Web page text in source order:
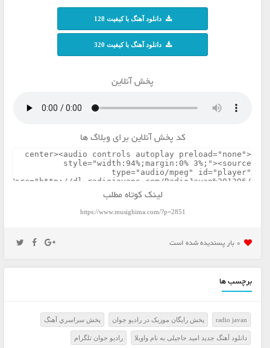
دانلود آهنگ با کیفیت 128
دانلود آهنگ با کیفیت 320
پخش آنلاین
کد پخش آنلاین برای وبلاگ ها
لینک کوتاه مطلب
https://www.musighima.com/?p=2851
0 بار پسنديده شده است
برچسب ها
radio javan پخش رايگان موزيک در راديو جوان پخش سراسري آهنگ
دانلود آهنگ جدید امید حاجیلی به نام واویلا راديو جوان تلگرام